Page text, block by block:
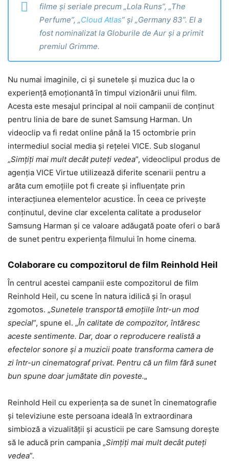
filme și seriale precum „Lola Runs”, „The
Perfume”, „Cloud Atlas” și „Germany 83”. El a
fost nominalizat la Globurile de Aur și a primit
premiul Grimme.
Nu numai imaginile, ci și sunetele și muzica duc la o
experiență emoționantă în timpul vizionării unui film.
Acesta este mesajul principal al noii campanii de conținut
pentru linia de bare de sunet Samsung Harman. Un
videoclip va fi redat online până la 15 octombrie prin
intermediul social media și rețelei VICE. Sub sloganul
„Simțiți mai mult decât puteți vedea”, videoclipul produs de
agenția VICE Virtue utilizează diferite scenarii pentru a
arăta cum emoțiile pot fi create și influențate prin
interacțiunea elementelor acustice. În ceea ce privește
conținutul, devine clar excelenta calitate a produselor
Samsung Harman și ce valoare adăugată poate oferi o bară
de sunet pentru experiența filmului în home cinema.
Colaborare cu compozitorul de film Reinhold Heil
În centrul acestei campanii este compozitorul de film
Reinhold Heil, cu scene în natura idilică și în orașul
zgomotos. „Sunetele transportă emoțiile într-un mod
special”, spune el. „În calitate de compozitor, întăresc
aceste sentimente. Dar, doar o reproducere realistă a
efectelor sonore și a muzicii poate transforma camera de
zi într-un cinematograf privat. Pentru că un film fără sunet
bun spune doar jumătate din poveste.„
Reinhold Heil cu experiența sa de sunet în cinematografie
și televiziune este persoana ideală în extraordinara
simbioză a vizualității și acusticii pe care Samsung dorește
să le aducă prin campania „Simțiți mai mult decât puteți
vedea”.